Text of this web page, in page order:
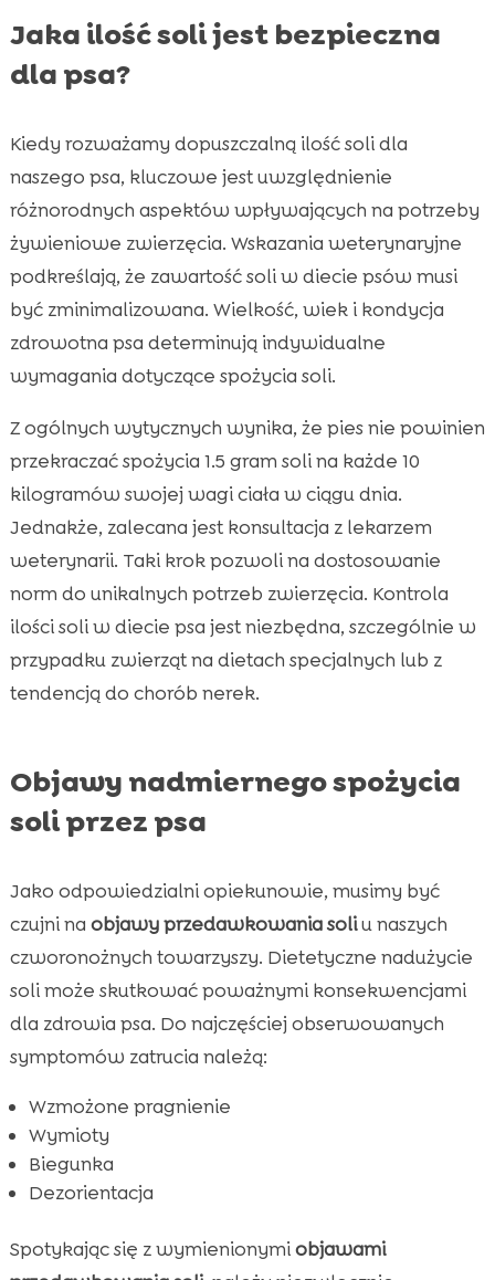
Jaka ilość soli jest bezpieczna
dla psa?
Kiedy rozważamy dopuszczalną ilość soli dla
naszego psa, kluczowe jest uwzględnienie
różnorodnych aspektów wpływających na potrzeby
żywieniowe zwierzęcia. Wskazania weterynaryjne
podkreślają, że zawartość soli w diecie psów musi
być zminimalizowana. Wielkość, wiek i kondycja
zdrowotna psa determinują indywidualne
wymagania dotyczące spożycia soli.
Z ogólnych wytycznych wynika, że pies nie powinien
przekraczać spożycia 1.5 gram soli na każde 10
kilogramów swojej wagi ciała w ciągu dnia.
Jednakże, zalecana jest konsultacja z lekarzem
weterynarii. Taki krok pozwoli na dostosowanie
norm do unikalnych potrzeb zwierzęcia. Kontrola
ilości soli w diecie psa jest niezbędna, szczególnie w
przypadku zwierząt na dietach specjalnych lub z
tendencją do chorób nerek.
Objawy nadmiernego spożycia
soli przez psa
Jako odpowiedzialni opiekunowie, musimy być
czujni na objawy przedawkowania soliu naszych
czworonożnych towarzyszy. Dietetyczne nadużycie
soli może skutkować poważnymi konsekwencjami
dla zdrowia psa. Do najczęściej obserwowanych
symptomów zatrucia należą:
Wzmożone pragnienie
Wymioty
Biegunka
Dezorientacja
Spotykając się z wymienionymiobjawami